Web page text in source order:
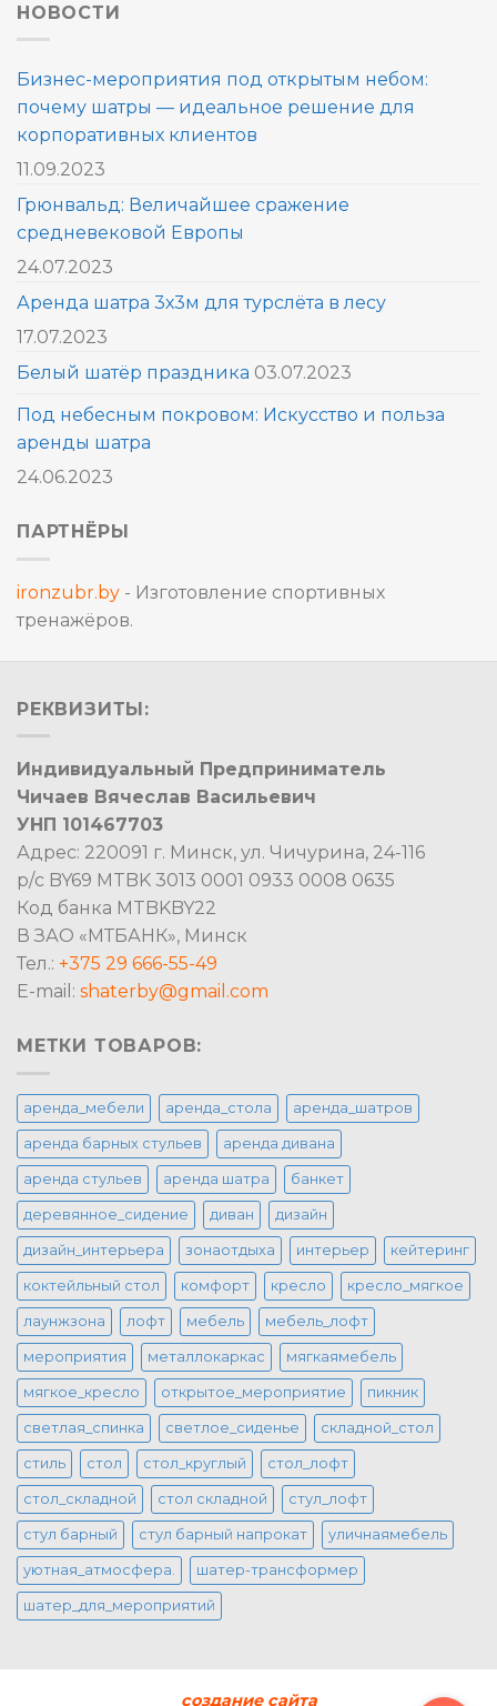
НОВОСТИ
Бизнес-мероприятия под открытым небом:
почему шатры — идеальное решение для
корпоративных клиентов
11.09.2023
Грюнвальд: Величайшее сражение
средневековой Европы
24.07.2023
Аренда шатра 3х3м для турслёта в лесу
17.07.2023
Белый шатёр праздника 03.07.2023
Под небесным покровом: Искусство и польза
аренды шатра
24.06.2023
ПАРТНЁРЫ
ironzubr.by - Изготовление спортивных
тренажёров.
РЕКВИЗИТЫ:
Индивидуальный Предприниматель
Чичаев Вячеслав Васильевич
УНП 101467703
Адрес: 220091 г. Минск, ул. Чичурина, 24-116
р/с BY69 MTBK 3013 0001 0933 0008 0635
Код банка MTBKBY22
В ЗАО «МТБАНК», Минск
Тел.: +375 29 666-55-49
E-mail: shaterby@gmail.com
МЕТКИ ТОВАРОВ:
аренда_мебели аренда_стола аренда_шатров
аренда барных стульев аренда дивана
аренда стульев аренда шатра банкет
деревянное_сидение диван дизайн
дизайн_интерьера зонаотдыха интерьер кейтеринг
коктейльный стол комфорт кресло кресло_мягкое
лаунжзона лофт мебель мебель_лофт
мероприятия металлокаркас мягкаямебель
мягкое_кресло открытое_мероприятие пикник
светлая_спинка светлое_сиденье складной_стол
стиль стол стол_круглый стол_лофт
стол_складной стол складной стул_лофт
стул барный стул барный напрокат уличнаямебель
уютная_атмосфера. шатер-трансформер
шатер_для_мероприятий
создание сайта